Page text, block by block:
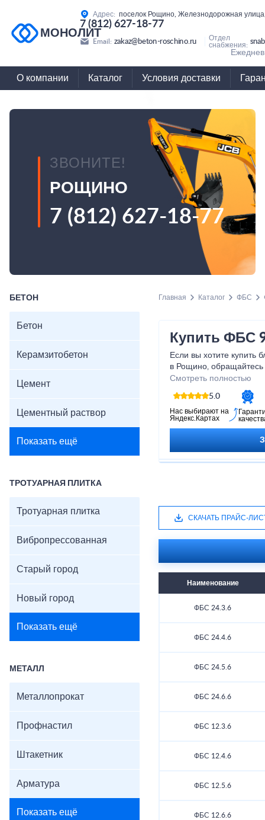
МОНОЛИТ
Адрес: поселок Рощино, Железнодорожная
7 (812) 627-18-77
Email: zakaz@beton-roschino.ru
Отдел
снабжения:
О компании Каталог Условия доставки
ЗВОНИТЕ!
РОЩИНО
7 (812) 627-18-77
БЕТОН
Бетон
Керамзитобетон
Цемент
Цементный раствор
Показать ещё
ТРОТУАРНАЯ ПЛИТКА
Тротуарная плитка
Вибропрессованная
Старый город
Новый город
Показать ещё
МЕТАЛЛ
Металлопрокат
Профнастил
Штакетник
Арматура
Показать ещё
Главная Каталог ФБС
Купить ФБС
Если вы хотите купить
в Рощино,
телефону, указанному
отвечающие
период эксплуатации и
Обладает хорошими
характеристиками.
Смотреть полностью
5.0
Нас выбирают на
Яндекс.Картах
СКАЧАТЬ ПРАЙС-
Наименование
ФБС 24.3.6
ФБС 24.4.6
ФБС 24.5.6
ФБС 24.6.6
ФБС 12.3.6
ФБС 12.4.6
ФБС 12.5.6
ФБС 12.6.6